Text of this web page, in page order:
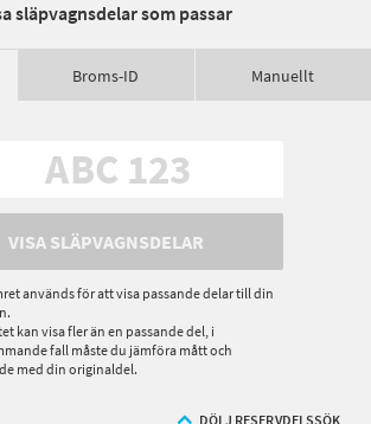
släpvagnsdelar som passar
Broms-ID Manuellt
VISA SLÄPVAGNSDELAR
används för att visa passande delar till din
kan visa fler än en passande del, i
fall måste du jämföra mått och
med din originaldel.
DÖLJ RESERVDELSSÖK